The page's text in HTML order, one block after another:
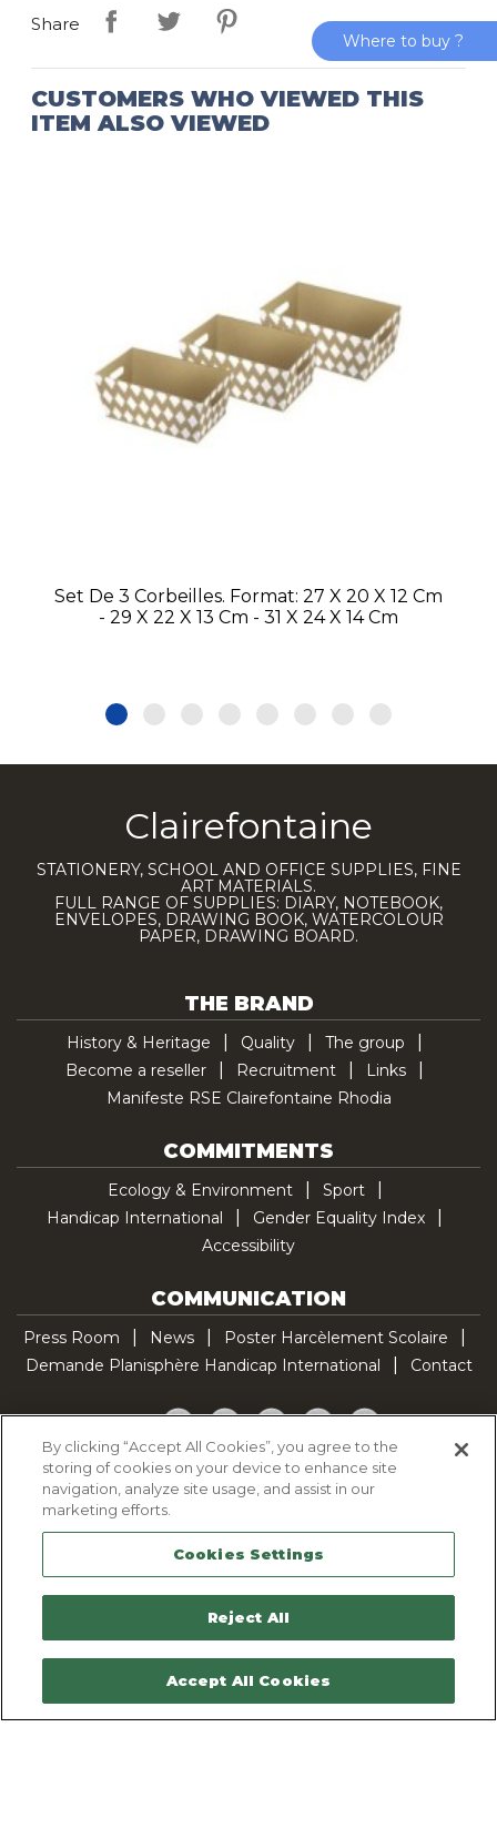
Share
CUSTOMERS WHO VIEWED THIS
ITEM ALSO VIEWED
Set De 3 Corbeilles. Format: 27 X 20 X 12 Cm
- 29 X 22 X 13 Cm - 31 X 24 X 14 Cm
Clairefontaine
STATIONERY, SCHOOL AND OFFICE SUPPLIES, FINE
ART MATERIALS.
FULL RANGE OF SUPPLIES: DIARY, NOTEBOOK,
ENVELOPES, DRAWING BOOK, WATERCOLOUR
PAPER, DRAWING BOARD.
THE BRAND
History & Heritage Quality
The group
Become a reseller
Recruitment
Links
Manifeste RSE Clairefontaine Rhodia
COMMITMENTS
Ecology & Environment
Sport
Handicap International
Gender Equality Index
Accessibility
COMMUNICATION
Press Room News
Poster Harcèlement Scolaire
Demande Planisphère Handicap International
Contact
Facebook
TwitterYouTubePinterestTikTok
Cookie Policy
Legal Notice
Sitemap
Contactez-nous
Where to buy ?
By clicking “Accept All Cookies”, you agree to the
storing of cookies on your device to enhance site
navigation, analyze site usage, and assist in our
marketing efforts.
Cookies Settings
Reject All
Accept All Cookies